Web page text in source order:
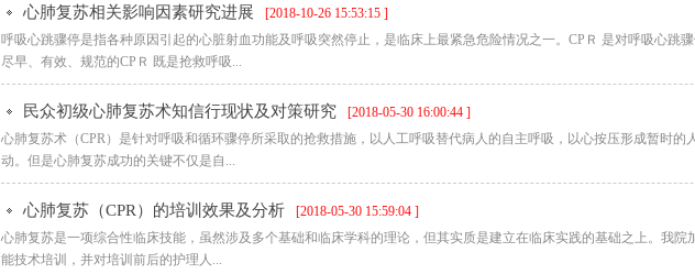
心肺复苏相关影响因素研究进展
[2018-10-26 15:53:15 ]
呼吸心跳骤停是指各种原因引起的心脏射血功能及呼吸突然停止，是临床上最紧急危险情况之一。CPＲ 是对呼吸心跳
尽早、有效、规范的CPＲ 既是抢救呼吸...
民众初级心肺复苏术知信行现状及对策研究
[2018-05-30 16:00:44 ]
心肺复苏术（CPR）是针对呼吸和循环骤停所采取的抢救措施，以人工呼吸替代病人的自主呼吸，以心按压形成暂时的
动。但是心肺复苏成功的关键不仅是自...
心肺复苏（CPR）的培训效果及分析
[2018-05-30 15:59:04 ]
心肺复苏是一项综合性临床技能，虽然涉及多个基础和临床学科的理论，但其实质是建立在临床实践的基础之上。我院
能技术培训，并对培训前后的护理人...